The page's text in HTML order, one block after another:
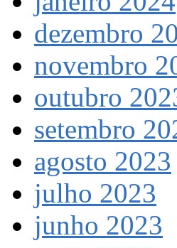
dezembro
novembro
outubro
setembro
agosto 2023
julho 2023
junho 2023